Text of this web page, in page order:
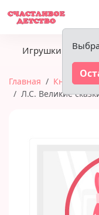
Игрушки
Главная Книги
Л.С. Великие